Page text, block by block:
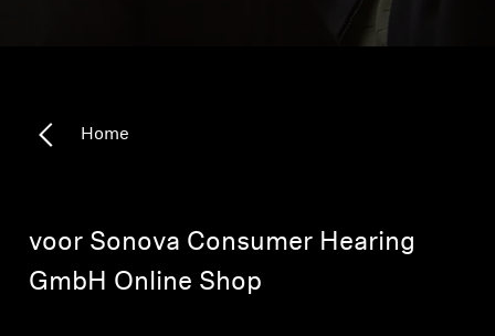
Soundbars
Home
voor Sonova Consumer Hearing
GmbH Online Shop